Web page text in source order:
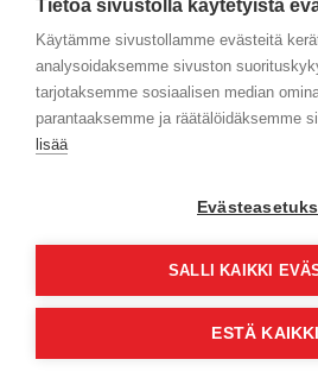
Yhteystiedot
Selaa tuotteita
Maksa turvallisesti
Tietoa sivustolla käytetyistä
Käytämme sivustollamme evästeitä
analysoidaksemme sivuston
tarjotaksemme sosiaalisen median
parantaaksemme ja räätälöidäksemme
lisää
SALLI KAIKKI
ESTÄ KAIKKI